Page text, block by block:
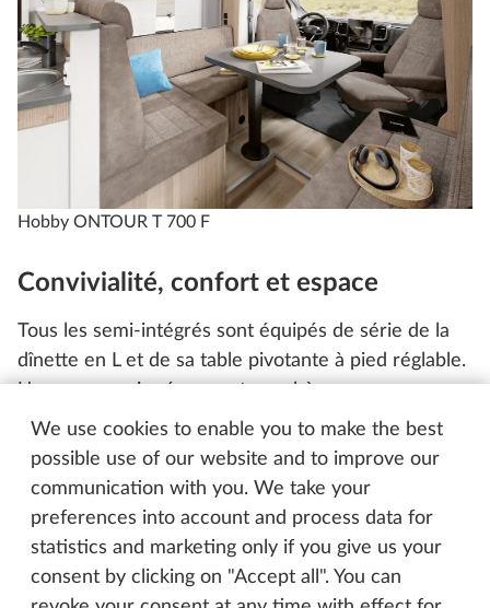
We use cookies to enable you to make the best
possible use of our website and to improve our
communication with you. We take your
preferences into account and process data for
statistics and marketing only if you give us your
consent by clicking on "Accept all". You can
Hobby ONTOUR T 700 F
Convivialité, confort et espace
Tous les semi-intégrés sont équipés de série de la
dînette en L et de sa table pivotante à pied réglable.
Un espace qui crée une atmosphère
particulièrement conviviale à bord du véhicule. La
banquette, installée à l’opposé et présente sur
certains modèles, conforte ce sentiment chaleureux
grâce à sa disposition en face à face.